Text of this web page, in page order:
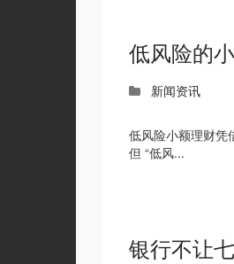
低风险的
新闻资讯
低风险小额理财凭
但 “低风...
银行不让